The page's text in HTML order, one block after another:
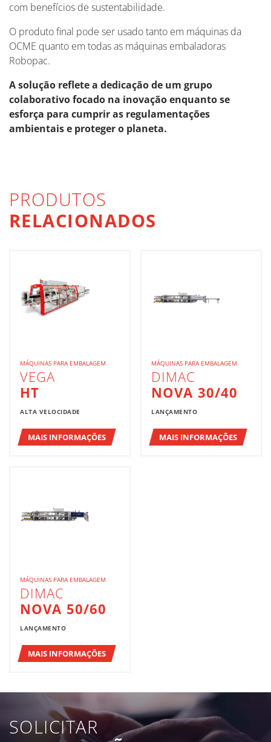
com benefícios de sustentabilidade.
O produto final pode ser usado tanto em máquinas da
OCME quanto em todas as máquinas embaladoras
Robopac.
A solução reflete a dedicação de um grupo
colaborativo focado na inovação enquanto se
esforça para cumprir as regulamentações
ambientais e proteger o planeta.
PRODUTOS
RELACIONADOS
MÁQUINAS PARA EMBALAGEM
VEGA
HT
ALTA VELOCIDADE
MAIS INFORMAÇÕES
MÁQUINAS PARA EMBALAGEM
DIMAC
NOVA 30/40
LANÇAMENTO
MAIS INFORMAÇÕES
MÁQUINAS PARA EMBALAGEM
DIMAC
NOVA 50/60
LANÇAMENTO
MAIS INFORMAÇÕES
SOLICITAR